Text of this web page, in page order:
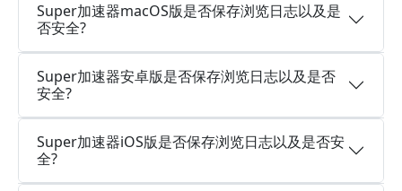
Super加速器macOS版是否保存浏览日志以及是
否安全?
Super加速器安卓版是否保存浏览日志以及是否
安全?
Super加速器iOS版是否保存浏览日志以及是否安
全?